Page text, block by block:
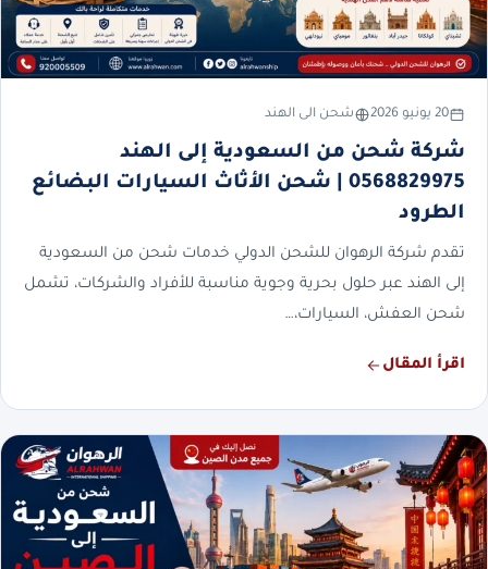
20 يونيو 2026 شحن الى الهند
شركة شحن من السعودية إلى الهند
0568829975 | شحن الأثاث السيارات البضائع
الطرود
تقدم شركة الرهوان للشحن الدولي خدمات شحن من السعودية
إلى الهند عبر حلول بحرية وجوية مناسبة للأفراد والشركات، تشمل
شحن العفش، السيارات،…
اقرأ المقال